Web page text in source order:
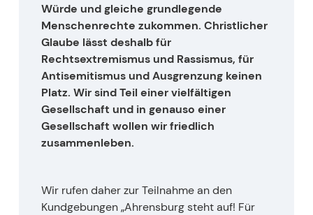
Würde und gleiche grundlegende
Menschenrechte zukommen. Christlicher
Glaube lässt deshalb für
Rechtsextremismus und Rassismus, für
Antisemitismus und Ausgrenzung keinen
Platz. Wir sind Teil einer vielfältigen
Gesellschaft und in genauso einer
Gesellschaft wollen wir friedlich
zusammenleben.
Wir rufen daher zur Teilnahme an den
Kundgebungen „Ahrensburg steht auf! Für